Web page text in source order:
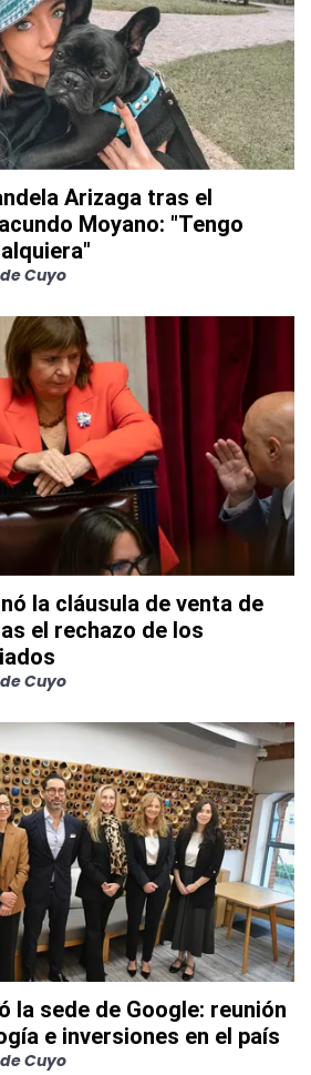
Arizaga tras el
Moyano: "Tengo
Cuyo
la cláusula de venta de
el rechazo de los
Cuyo
la sede de Google: reunión
e inversiones en el país
Cuyo